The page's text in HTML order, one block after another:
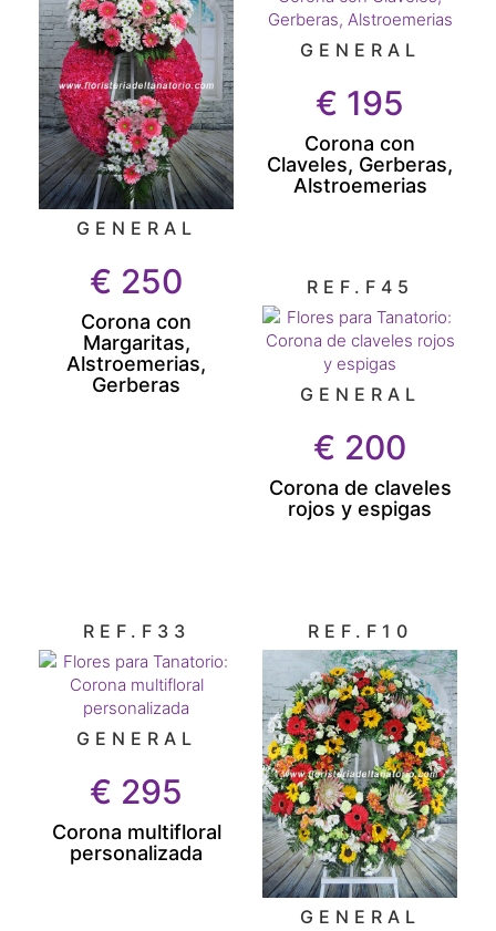
GENERAL
€ 250
Corona con
Margaritas,
Alstroemerias,
Gerberas
GENERAL
€ 195
Corona con
Claveles, Gerberas,
Alstroemerias
REF.F45
GENERAL
€ 200
Corona de claveles
rojos y espigas
REF.F33
GENERAL
€ 295
Corona multifloral
personalizada
REF.F10
GENERAL